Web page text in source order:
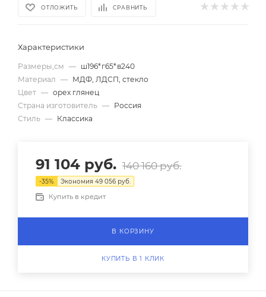
ОТЛОЖИТЬ СРАВНИТЬ
Характеристики
Размеры,см — ш196*г65*в240
Материал — МДФ, ЛДСП, стекло
Цвет — орех глянец
Страна изготовитель — Россия
Стиль — Классика
91 104 руб. 140 160руб.
-35% Экономия 49 056 руб.
Купить в кредит
В КОРЗИНУ
КУПИТЬ В 1 КЛИК